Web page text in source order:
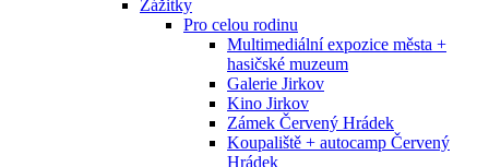
Zážitky
Pro celou rodinu
Multimediální expozice města +
hasičské muzeum
Galerie Jirkov
Kino Jirkov
Zámek Červený Hrádek
Koupaliště + autocamp Červený
Hrádek